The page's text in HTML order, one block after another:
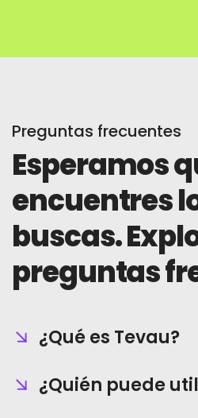
Preguntas Frecuentes
Noticias
Español (México)
Preguntas frecuentes
Esperamos
encuentres
buscas.
preguntas
¿Qué es Tevau?
¿Quién puede